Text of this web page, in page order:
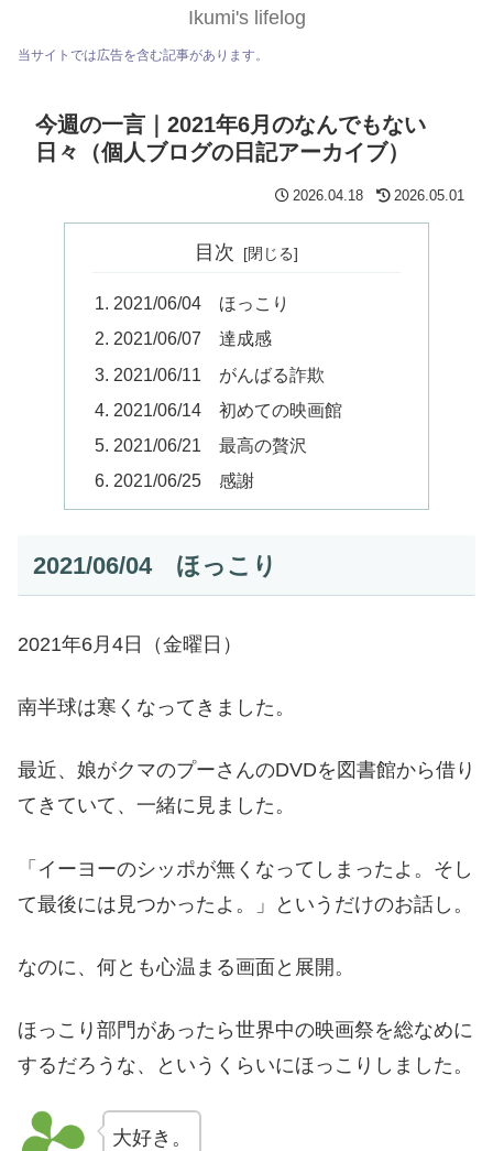
Ikumi's lifelog
当サイトでは広告を含む記事があります。
今週の一言｜2021年6月のなんでもない
日々（個人ブログの日記アーカイブ）
2026.04.18 2026.05.01
目次
2021/06/04 ほっこり
2021/06/07 達成感
2021/06/11 がんばる詐欺
2021/06/14 初めての映画館
2021/06/21 最高の贅沢
2021/06/25 感謝
2021/06/04 ほっこり
2021年6月4日（金曜日）
南半球は寒くなってきました。
最近、娘がクマのプーさんのDVDを図書館から借り
てきていて、一緒に見ました。
「イーヨーのシッポが無くなってしまったよ。そし
て最後には見つかったよ。」というだけのお話し。
なのに、何とも心温まる画面と展開。
ほっこり部門があったら世界中の映画祭を総なめに
するだろうな、というくらいにほっこりしました。
大好き。